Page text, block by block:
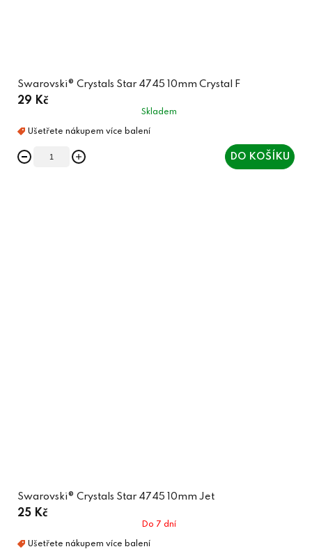
Swarovski® Crystals Star 4745 10mm Crystal F
29 Kč
Skladem
DO KOŠÍKU
Swarovski® Crystals Star 4745 10mm Jet
25 Kč
Do 7 dní